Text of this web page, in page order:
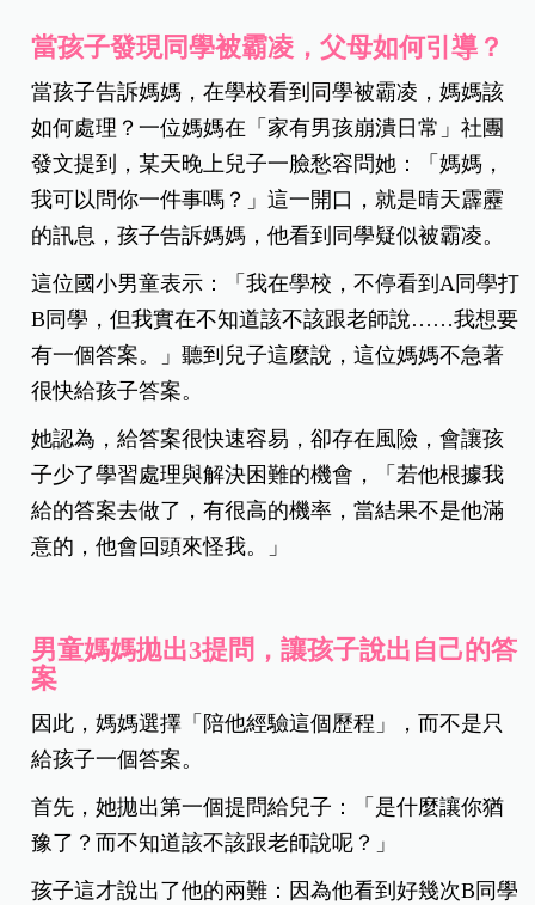
當孩子發現同學被霸凌，父母如何引導？
當孩子告訴媽媽，在學校看到同學被霸凌，媽媽該
如何處理？一位媽媽在「家有男孩崩潰日常」社團
發文提到，某天晚上兒子一臉愁容問她：「媽媽，
我可以問你一件事嗎？」這一開口，就是晴天霹靂
的訊息，孩子告訴媽媽，他看到同學疑似被霸凌。
這位國小男童表示：「我在學校，不停看到A同學打
B同學，但我實在不知道該不該跟老師說……我想要
有一個答案。」聽到兒子這麼說，這位媽媽不急著
很快給孩子答案。
她認為，給答案很快速容易，卻存在風險，會讓孩
子少了學習處理與解決困難的機會，「若他根據我
給的答案去做了，有很高的機率，當結果不是他滿
意的，他會回頭來怪我。」
男童媽媽拋出3提問，讓孩子說出自己的答
案
因此，媽媽選擇「陪他經驗這個歷程」，而不是只
給孩子一個答案。
首先，她拋出第一個提問給兒子：「是什麼讓你猶
豫了？而不知道該不該跟老師說呢？」
孩子這才說出了他的兩難：因為他看到好幾次B同學